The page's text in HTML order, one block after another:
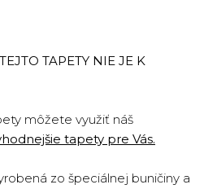
TAPETY NIE JE K
môžete využiť náš
tapety pre Vás.
zo špeciálnej buničiny a